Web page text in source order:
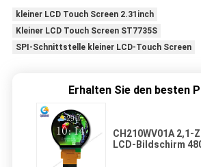
kleiner LCD Touch Screen 2.31inch
Kleiner LCD Touch Screen ST7735S
SPI-Schnittstelle kleiner LCD-Touch Screen
Erhalten Sie den besten
CH210WV01A 2,1-
LCD-Bildschirm